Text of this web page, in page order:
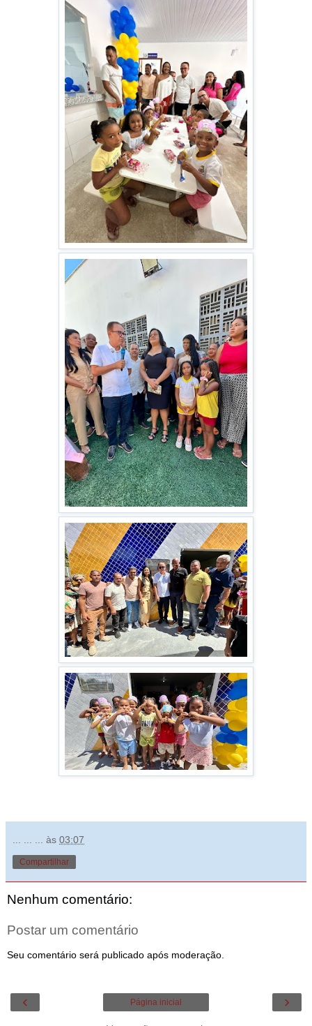
às 03:07
Compartilhar
Nenhum comentário:
Postar um comentário
Seu comentário será publicado após moderação.
‹ ›
Página inicial